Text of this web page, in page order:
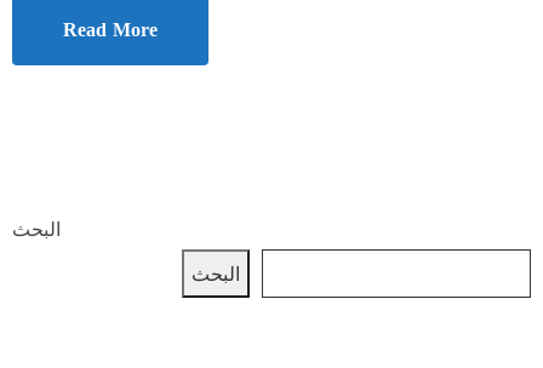
Read More
البحث
البحث